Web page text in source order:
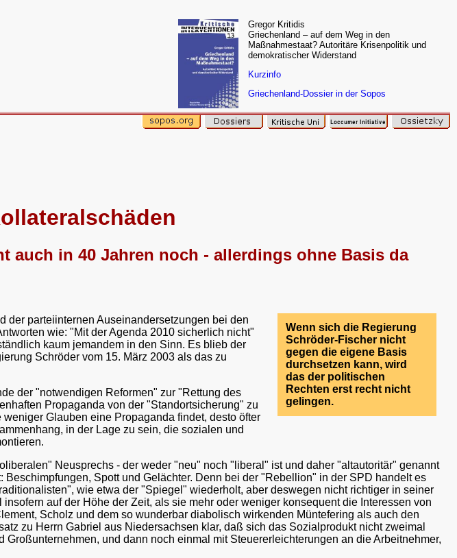
Gregor Kritidis
Griechenland – auf dem Weg in den
Maßnahmestaat? Autoritäre Krisenpolitik und
demokratischer Widerstand
Kurzinfo
Griechenland-Dossier in der Sopos
auch in 40 Jahren noch - allerdings ohne Basis da
Wenn sich die Regierung
Schröder-Fischer nicht
gegen die eigene Basis
durchsetzen kann, wird
das der politischen
Rechten erst recht nicht
gelingen.
der parteiinternen Auseinandersetzungen bei den
wie: "Mit der Agenda 2010 sicherlich nicht"
kaum jemandem in den Sinn. Es blieb der
Schröder vom 15. März 2003 als das zu
der "notwendigen Reformen" zur "Rettung des
Propaganda von der "Standortsicherung" zu
Glauben eine Propaganda findet, desto öfter
in der Lage zu sein, die sozialen und
Neusprechs - der weder "neu" noch "liberal" ist und daher "altautoritär" genannt
Spott und Gelächter. Denn bei der "Rebellion" in der SPD handelt es
wie etwa der "Spiegel" wiederholt, aber deswegen nicht richtiger in seiner
auf der Höhe der Zeit, als sie mehr oder weniger konsequent die Interessen von
Scholz und dem so wunderbar diabolisch wirkenden Müntefering als auch den
zu Herrn Gabriel aus Niedersachsen klar, daß sich das Sozialprodukt nicht zweimal
und dann noch einmal mit Steuererleichterungen an die Arbeitnehmer,